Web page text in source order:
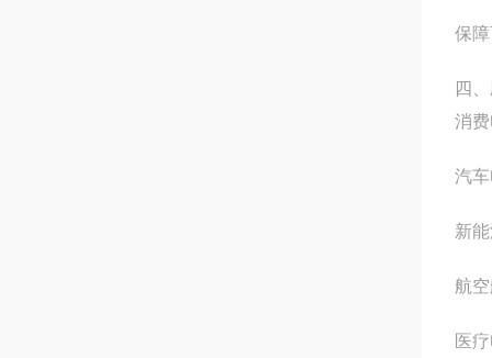
保
四
消
汽
新
航
医